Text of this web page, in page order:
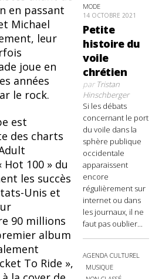
en passant
Michael
leur
joue en
années
le rock.
est
des charts
100 » du
les succès
Unis et
90 millions
album
To Ride »,
MODE
14 OCTOBRE 2021
Petite
histoire du
voile
chrétien
parTristan
Hinschberger
Si les débats
concernant le port
du voile dans la
sphère publique
occidentale
apparaissent
encore
régulièrement sur
internet ou dans
les journaux, il ne
faut pas oublier...
AGENDA CULTUREL
MUSIQUE